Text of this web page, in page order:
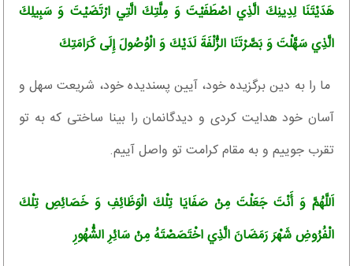
هَدَيْتَنَا لِدِينِكَ الَّذِي اصْطَفَيْتَ وَ مِلَّتِكَ الَّتِي ارْتَضَيْتَ وَ سَبِيلِكَ
الَّذِي سَهَّلْتَ وَ بَصَّرْتَنَا الزُّلْفَةَ لَدَيْكَ وَ الْوُصُولَ إِلَى كَرَامَتِكَ‏
ما را به دين برگزيده خود، آيين پسنديده خود، شريعت سهل و
آسان خود هدايت كردى و ديدگانمان را بينا ساختى كه به تو
تقرب جوييم و به مقام كرامت تو واصل آييم.
اَللَّهُمَّ وَ أَنْتَ جَعَلْتَ مِنْ صَفَايَا تِلْكَ الْوَظَائِفِ وَ خَصَائِصِ تِلْكَ
الْفُرُوضِ شَهْرَ رَمَضَانَ الَّذِي اخْتَصَصْتَهُ مِنْ سَائِرِ الشُّهُورِ